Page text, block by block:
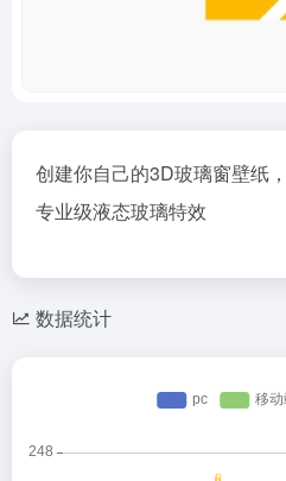
创建你自己的3D玻璃窗壁纸
专业级液态玻璃特效
数据统计